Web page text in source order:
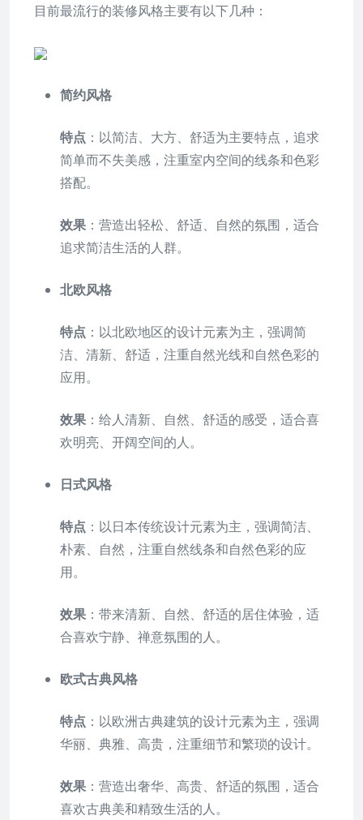
目前最流行的装修风格主要有以下几种：
简约风格
特点 ：以简洁、大方、舒适为主要特点，追求
简单而不失美感，注重室内空间的线条和色彩
搭配。
效果 ：营造出轻松、舒适、自然的氛围，适合
追求简洁生活的人群。
北欧风格
特点 ：以北欧地区的设计元素为主，强调简
洁、清新、舒适，注重自然光线和自然色彩的
应用。
效果 ：给人清新、自然、舒适的感受，适合喜
欢明亮、开阔空间的人。
日式风格
特点 ：以日本传统设计元素为主，强调简洁、
朴素、自然，注重自然线条和自然色彩的应
用。
效果 ：带来清新、自然、舒适的居住体验，适
合喜欢宁静、禅意氛围的人。
欧式古典风格
特点 ：以欧洲古典建筑的设计元素为主，强调
华丽、典雅、高贵，注重细节和繁琐的设计。
效果 ：营造出奢华、高贵、舒适的氛围，适合
喜欢古典美和精致生活的人。